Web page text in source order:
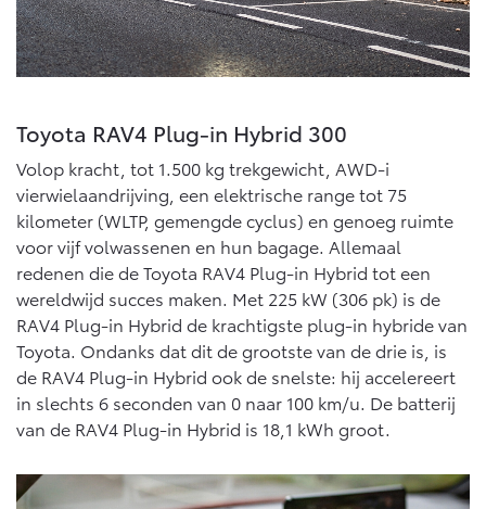
Toyota RAV4 Plug-in Hybrid 300
Volop kracht, tot 1.500 kg trekgewicht, AWD-i
vierwielaandrijving, een elektrische range tot 75
kilometer (WLTP, gemengde cyclus) en genoeg ruimte
voor vijf volwassenen en hun bagage. Allemaal
redenen die de Toyota RAV4 Plug-in Hybrid tot een
wereldwijd succes maken. Met 225 kW (306 pk) is de
RAV4 Plug-in Hybrid de krachtigste plug-in hybride van
Toyota. Ondanks dat dit de grootste van de drie is, is
de RAV4 Plug-in Hybrid ook de snelste: hij accelereert
in slechts 6 seconden van 0 naar 100 km/u. De batterij
van de RAV4 Plug-in Hybrid is 18,1 kWh groot.